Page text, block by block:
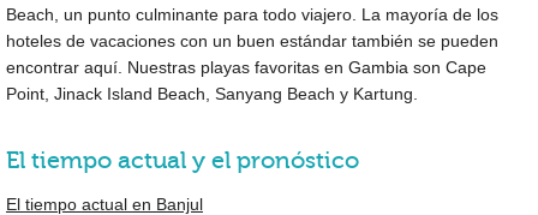
Beach, un punto culminante para todo viajero. La mayoría de los
hoteles de vacaciones con un buen estándar también se pueden
encontrar aquí. Nuestras playas favoritas en Gambia son Cape
Point, Jinack Island Beach, Sanyang Beach y Kartung.
El tiempo actual y el pronóstico
El tiempo actual en Banjul